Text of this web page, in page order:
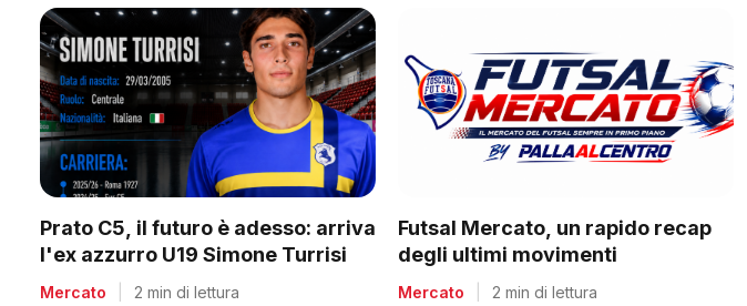
Prato C5, il futuro è adesso: arriva
l'ex azzurro U19 Simone Turrisi
Mercato 2 min di lettura
Futsal Mercato, un rapido recap
degli ultimi movimenti
Mercato 2 min di lettura